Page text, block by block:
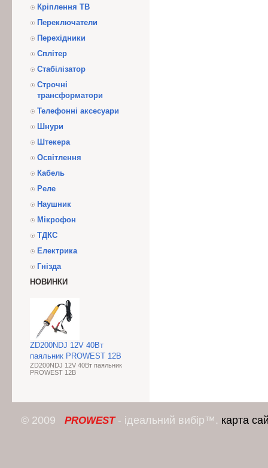
Кріплення ТВ
Переключатели
Перехідники
Сплітер
Стабілізатор
Строчні
трансформатори
Телефонні аксесуари
Шнури
Штекера
Освітлення
Кабель
Реле
Наушник
Мікрофон
ТДКС
Електрика
Гнізда
НОВИНКИ
ZD200NDJ 12V 40Вт
паяльник PROWEST 12В
ZD200NDJ 12V 40Вт паяльник
PROWEST 12В
© 2009 PROWEST- ідеальний вибір™. карта